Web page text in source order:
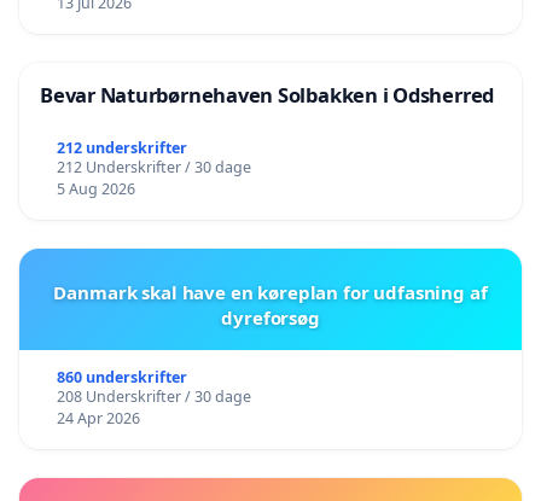
Bevar Naturbørnehaven Solbakken i Odsherred
212 underskrifter
212 Underskrifter / 30 dage
5 Aug 2026
Danmark skal have en køreplan for udfasning af
dyreforsøg
860 underskrifter
208 Underskrifter / 30 dage
24 Apr 2026